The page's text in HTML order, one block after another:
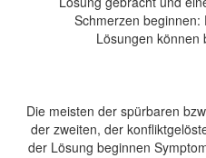
Schmerzen beginnen:
Lösungen können
Die meisten der spürbaren
der zweiten, der
der Lösung beginnen